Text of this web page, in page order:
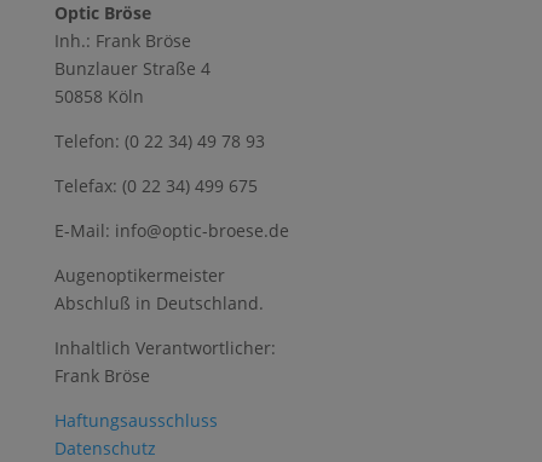
Optic Bröse
Inh.: Frank Bröse
Bunzlauer Straße 4
50858 Köln
Telefon: (0 22 34) 49 78 93
Telefax: (0 22 34) 499 675
E-Mail: info@optic-broese.de
Augenoptikermeister
Abschluß in Deutschland.
Inhaltlich Verantwortlicher:
Frank Bröse
Haftungsausschluss
Datenschutz